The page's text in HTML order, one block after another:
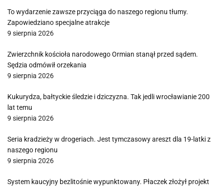
To wydarzenie zawsze przyciąga do naszego regionu tłumy.
Zapowiedziano specjalne atrakcje
9 sierpnia 2026
Zwierzchnik kościoła narodowego Ormian stanął przed sądem.
Sędzia odmówił orzekania
9 sierpnia 2026
Kukurydza, bałtyckie śledzie i dziczyzna. Tak jedli wrocławianie 200
lat temu
9 sierpnia 2026
Seria kradzieży w drogeriach. Jest tymczasowy areszt dla 19-latki z
naszego regionu
9 sierpnia 2026
System kaucyjny bezlitośnie wypunktowany. Płaczek złożył projekt